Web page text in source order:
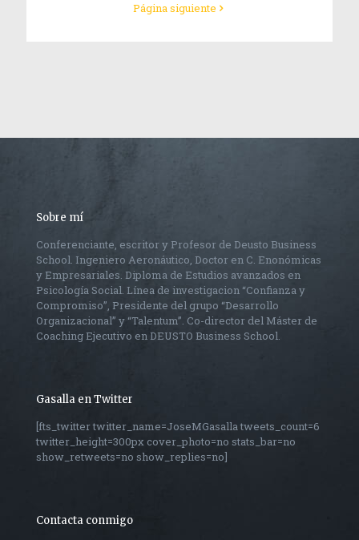
Página siguiente
Sobre mí
Conferenciante, escritor y Profesor de Deusto Business
School. Ingeniero Aeronáutico, Doctor en C. Enonómicas
y Empresariales. Diploma de Estudios avanzados en
Psicología Social. Línea de investigacion “Confianza y
Compromiso”, Presidente del grupo “Desarrollo
Organizacional” y “Talentum”. Co-director del Máster de
Coaching Ejecutivo en DEUSTO Business School.
Gasalla en Twitter
[fts_twitter twitter_name=JoseMGasalla tweets_count=6
twitter_height=300px cover_photo=no stats_bar=no
show_retweets=no show_replies=no]
Contacta conmigo